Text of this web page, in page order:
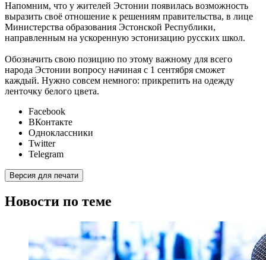
Напомним, что у жителей Эстонии появилась возможность
выразить своё отношение к решениям правительства, в лице
Министерства образования Эстонской Республики,
направленным на ускоренную эстонизацию русских школ.
Обозначить свою позицию по этому важному для всего
народа Эстонии вопросу начиная с 1 сентября сможет
каждый. Нужно совсем немного: прикрепить на одежду
ленточку белого цвета.
Facebook
ВКонтакте
Одноклассники
Twitter
Telegram
Версия для печати
Новости по теме